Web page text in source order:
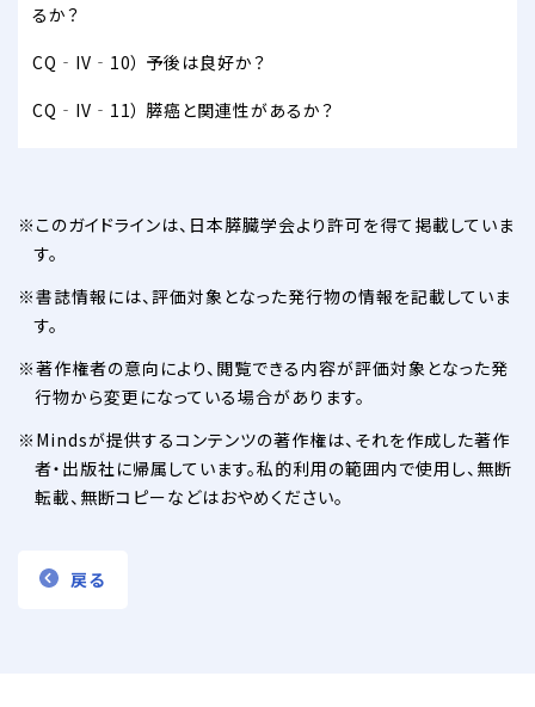
るか？
CQ‐IV‐10） 予後は良好か？
CQ‐IV‐11） 膵癌と関連性があるか？
このガイドラインは、日本膵臓学会より許可を得て掲載していま
す。
書誌情報には、評価対象となった発行物の情報を記載していま
す。
著作権者の意向により、閲覧できる内容が評価対象となった発
行物から変更になっている場合があります。
Mindsが提供するコンテンツの著作権は、それを作成した著作
者・出版社に帰属しています。私的利用の範囲内で使用し、無断
転載、無断コピーなどはおやめください。
戻る